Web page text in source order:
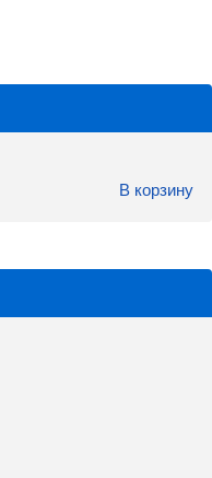
В корзину